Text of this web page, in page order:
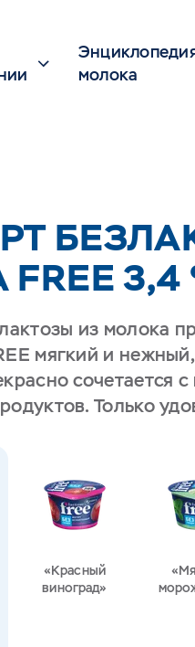
молока
FREE 3,4
из молока
мягкий и
сочетается
Только
«Красный
виноград»